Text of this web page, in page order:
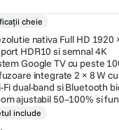
cheie
nativa Full HD 1920
HDR10 si semnal 4K
Google TV cu peste
integrate 2 × 8 W
Fi dual-band si Bluetooth
ajustabil 50–100% si
include